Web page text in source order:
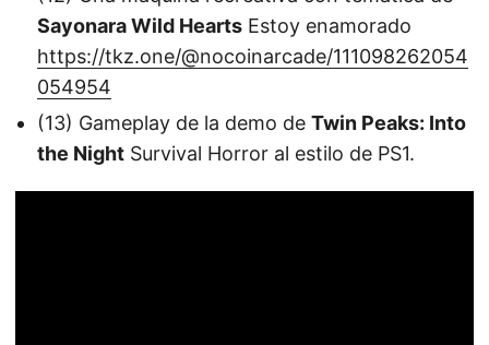
Sayonara Wild Hearts Estoy enamorado
https://tkz.one/@nocoinarcade/111098262054
054954
(13) Gameplay de la demo de Twin Peaks: Into
the Night Survival Horror al estilo de PS1.